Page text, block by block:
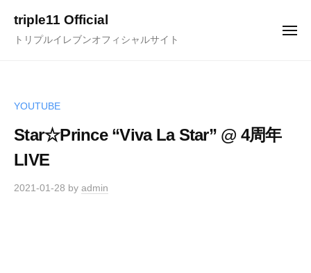
triple11 Official
トリプルイレブンオフィシャルサイト
メ
YOUTUBE
Star☆Prince “Viva La Star” @ 4周年
LIVE
2021-01-28 by admin